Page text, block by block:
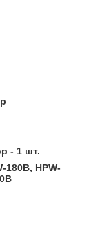
- 1 шт.
180B, HPW-